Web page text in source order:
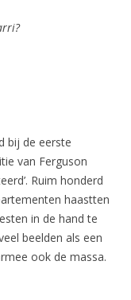
bij de eerste
van Ferguson
Ruim honderd
haastten
in de hand te
beelden als een
ook de massa.